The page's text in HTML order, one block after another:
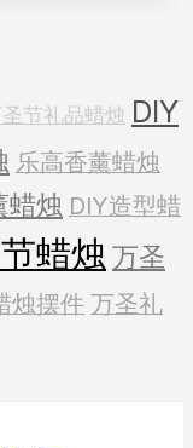
节礼品蜡烛 DIY
乐高香薰蜡烛
蜡烛 DIY造型蜡
蜡烛 万圣
烛摆件 万圣礼